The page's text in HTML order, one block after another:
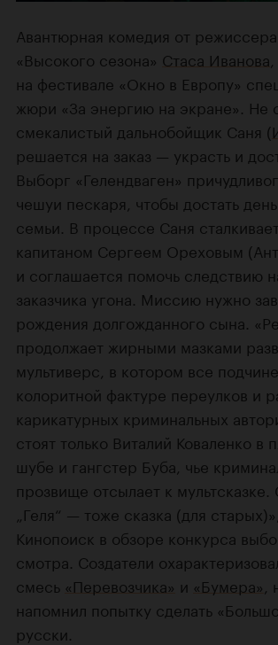
Авантюрная комедия от режиссера
«Высокого сезона» Стаса Иванова
на фестивале «Окно в Европу»
жюри «За энергию на экране». Не
смекалистый дальнобойщик Саня (
решается на заказ — украсть и
Выборг «Гелендваген»
чешуи пескаря, чтобы достать
семьи. В процессе Саня
капитаном Сергеем Ореховым
и соглашается помочь следствию
заказчика угона. Миссию нужно
рождения долгожданного сына.
продолжает жирными мазками
мультиверс, в котором все
колоритной фактуре переулков и
карикатурных криминальных
стоят только Виталий Коваленко в
шубе и гангстер Буба, чье
прозвище отсылает к мультсказке.
„Геля“ — тоже сказка (для
Кинопоиск в обзоре конкурса
смотра. Создатели
смесь «Перевозчика» и «Бумера»
напомнил попытку сделать
русски.